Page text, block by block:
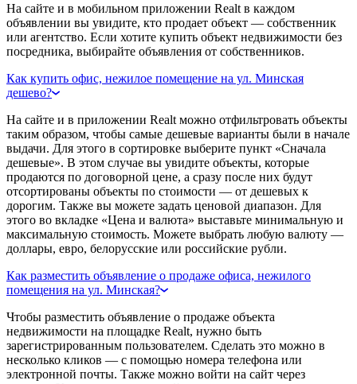
На сайте и в мобильном приложении Realt в каждом
объявлении вы увидите, кто продает объект — собственник
или агентство. Если хотите купить объект недвижимости без
посредника, выбирайте объявления от собственников.
Как купить офис, нежилое помещение на ул. Минская
дешево?
На сайте и в приложении Realt можно отфильтровать объекты
таким образом, чтобы самые дешевые варианты были в начале
выдачи. Для этого в сортировке выберите пункт «Сначала
дешевые». В этом случае вы увидите объекты, которые
продаются по договорной цене, а сразу после них будут
отсортированы объекты по стоимости — от дешевых к
дорогим. Также вы можете задать ценовой диапазон. Для
этого во вкладке «Цена и валюта» выставьте минимальную и
максимальную стоимость. Можете выбрать любую валюту —
доллары, евро, белорусские или российские рубли.
Как разместить объявление о продаже офиса, нежилого
помещения на ул. Минская?
Чтобы разместить объявление о продаже объекта
недвижимости на площадке Realt, нужно быть
зарегистрированным пользователем. Сделать это можно в
несколько кликов — с помощью номера телефона или
электронной почты. Также можно войти на сайт через